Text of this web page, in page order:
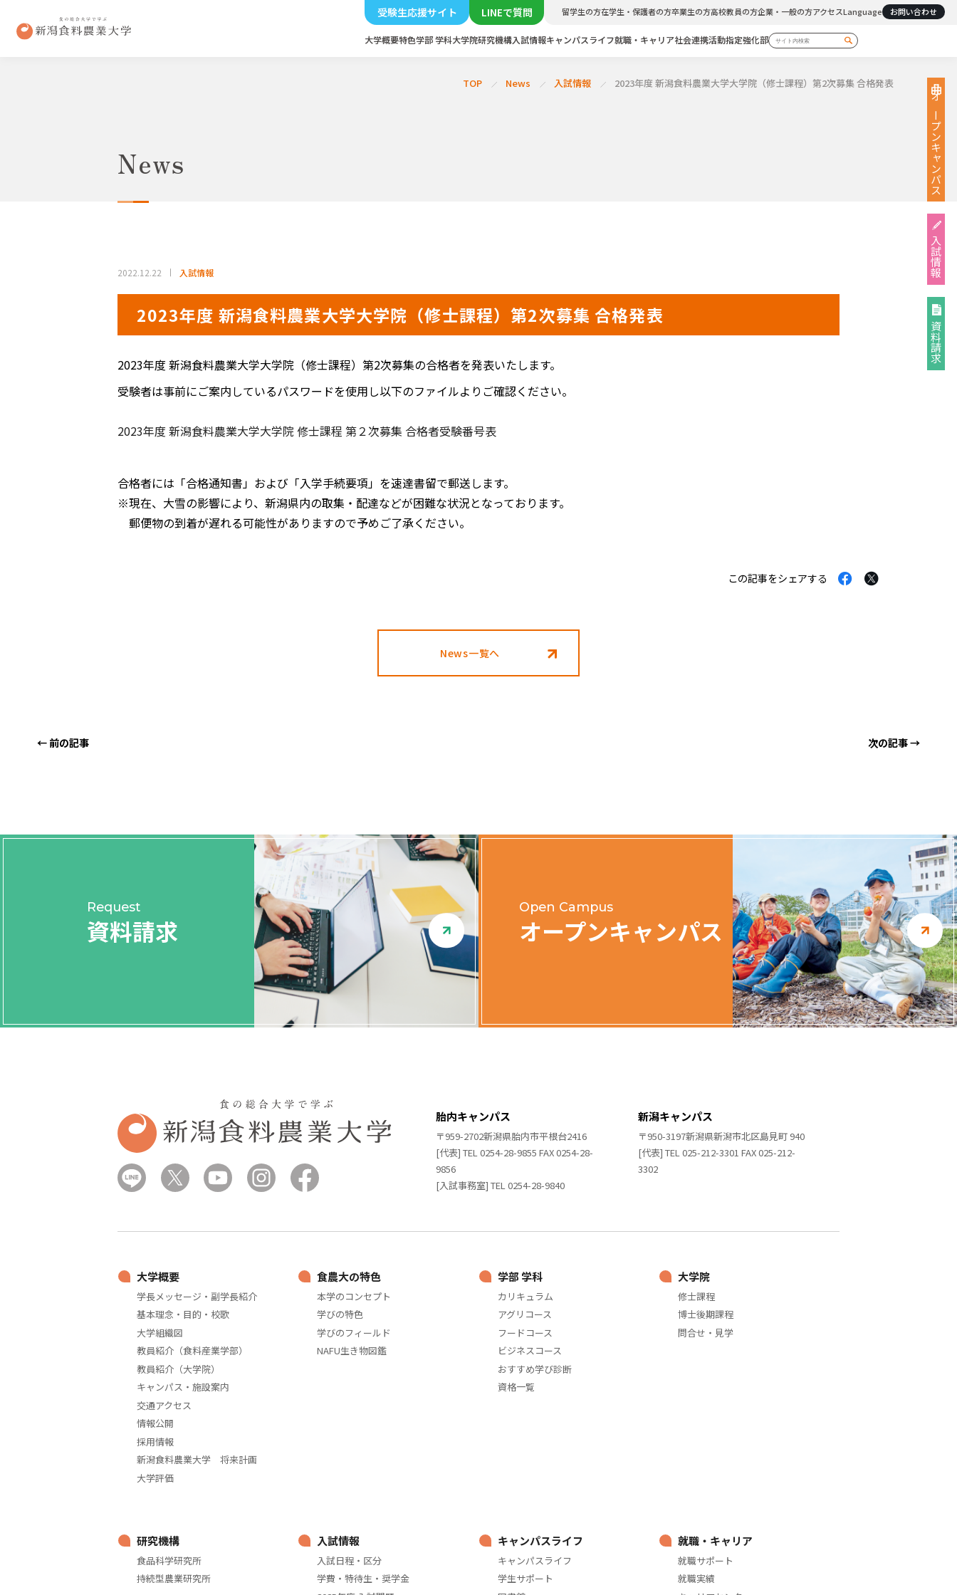
受験生応援サイト LINEで質問 留学生の方在学生・保護者の方卒業生の方高校教員の方企業・一般の方アクセスLanguage お問い合わせ
大学概要特色学部 学科大学院研究機構入試情報キャンパスライフ就職・キャリア社会連携活動指定強化部
オープン
キャンパス
入試情報
資料請求
TOP News 入試情報 2023年度 新潟食料農業大学大学院（修士課程）第2次募集 合格発表
News
2022.12.22 入試情報
2023年度 新潟食料農業大学大学院（修士課程）第2次募集 合格発表
2023年度 新潟食料農業大学大学院（修士課程）第2次募集の合格者を発表いたします。
受験者は事前にご案内しているパスワードを使用し以下のファイルよりご確認ください。
2023年度 新潟食料農業大学大学院 修士課程 第２次募集 合格者受験番号表
合格者には「合格通知書」および「入学手続要項」を速達書留で郵送します。
※現在、大雪の影響により、新潟県内の取集・配達などが困難な状況となっております。
郵便物の到着が遅れる可能性がありますので予めご了承ください。
この記事をシェアする
FacebookTwitter
News一覧へ
← 前の記事 次の記事 →
Request
資料請求
Open Campus
オープンキャンパス
胎内キャンパス
〒959-2702新潟県胎内市平根台2416
[代表] TEL 0254-28-9855 FAX 0254-28-
9856
[入試事務室] TEL 0254-28-9840
新潟キャンパス
〒950-3197新潟県新潟市北区島見町 940
[代表] TEL 025-212-3301 FAX 025-212-
3302
大学概要
学長メッセージ・副学長紹介
基本理念・目的・校歌
大学組織図
教員紹介（食料産業学部）
教員紹介（大学院）
キャンパス・施設案内
交通アクセス
情報公開
採用情報
新潟食料農業大学 将来計画
大学評価
食農大の特色
本学のコンセプト
学びの特色
学びのフィールド
NAFU生き物図鑑
学部 学科
カリキュラム
アグリコース
フードコース
ビジネスコース
おすすめ学び診断
資格一覧
大学院
修士課程
博士後期課程
問合せ・見学
研究機構
食品科学研究所
持続型農業研究所
入試情報
入試日程・区分
学費・特待生・奨学金
キャンパスライフ
キャンパスライフ
学生サポート
就職・キャリア
就職サポート
就職実績